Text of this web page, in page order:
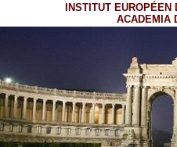
INSTITUT EUROPÉEN
ACADEMIA